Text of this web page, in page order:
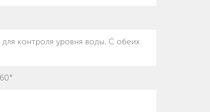
контроля уровня воды. С обеих